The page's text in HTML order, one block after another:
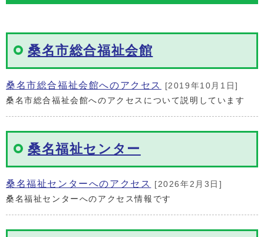
桑名市総合福祉会館
桑名市総合福祉会館へのアクセス
[2019年10月1日]
桑名市総合福祉会館へのアクセスについて説明しています
桑名福祉センター
桑名福祉センターへのアクセス
[2026年2月3日]
桑名福祉センターへのアクセス情報です